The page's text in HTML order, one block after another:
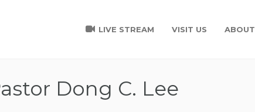
LIVE STREAM VISIT US ABOUT
Dong C. Lee